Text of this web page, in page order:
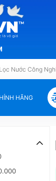
VÔ GIÁ
Nước Công
HÃNG